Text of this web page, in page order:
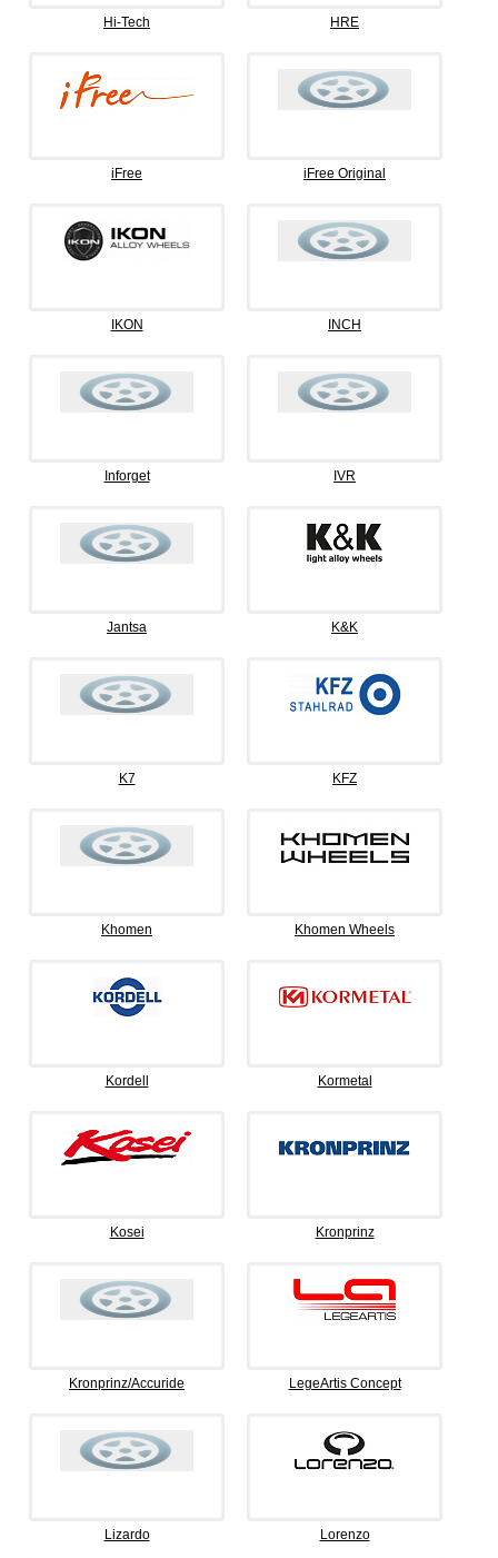
Hi-Tech HRE
iFree iFree Original
IKON INCH
Inforget IVR
Jantsa K&K
K7 KFZ
Khomen Khomen Wheels
Kordell Kormetal
Kosei Kronprinz
Kronprinz/Accuride LegeArtis Concept
Lizardo Lorenzo